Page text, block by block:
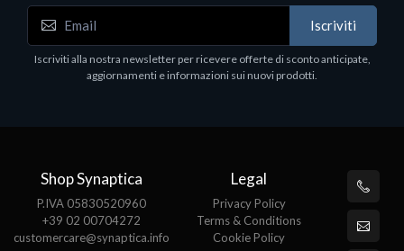
WD_BLACK SN850X NVMe SSD
WDBB9H0020BNC - SSD - 2 TB - interno - M.2
2280 - PCIe 4.0 (NVMe) - dissipatore integrato -
nero
Iscriviti
Iscriviti alla nostra newsletter per ricevere offerte di sconto anticipate,
aggiornamenti e informazioni sui nuovi prodotti.
Shop Synaptica
P.IVA 05830520960
+39 02 00704272
customercare@synaptica.info
Legal
Privacy Policy
Terms & Conditions
Cookie Policy